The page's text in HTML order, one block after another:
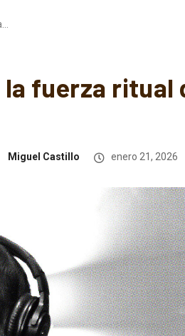
la fuerza ritual
Miguel Castillo enero 21, 2026